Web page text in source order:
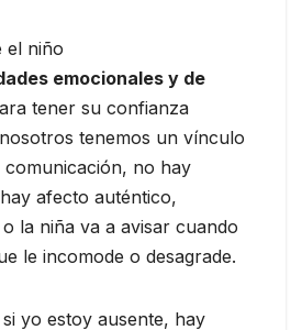
el niño
emocionales y de
tener su confianza
tenemos un vínculo
no hay
afecto auténtico,
la niña va a avisar cuando
le incomode o desagrade.
yo estoy ausente, hay